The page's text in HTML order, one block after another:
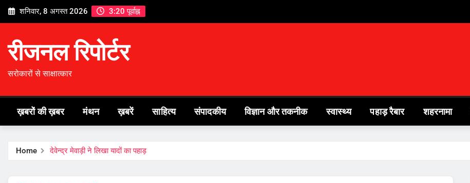
Skip
शनिवार, 8 अगस्त 2026 3:20 पूर्वाह्न
रीजनल रिपोर्टर
सरोकारों से साक्षात्कार
ख़बरों की ख़बर मंथन ख़बरें साहित्य संपादकीय विज्ञान और तकनीक स्वास्थ्य पहाड़ रैबार शहरनामा
Home देवेन्द्र मेवाड़ी ने लिखा यादों का पहाड़